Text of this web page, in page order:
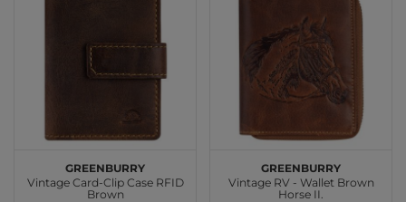
GREENBURRY
Vintage Card-Clip Case RFID
Brown
GREENBURRY
Vintage RV - Wallet Brown
Horse II.